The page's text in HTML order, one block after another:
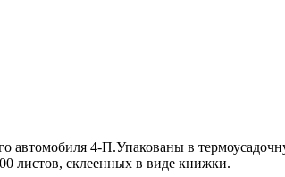
автомобиля 4-П.Упакованы в
листов, склеенных в виде книжки.